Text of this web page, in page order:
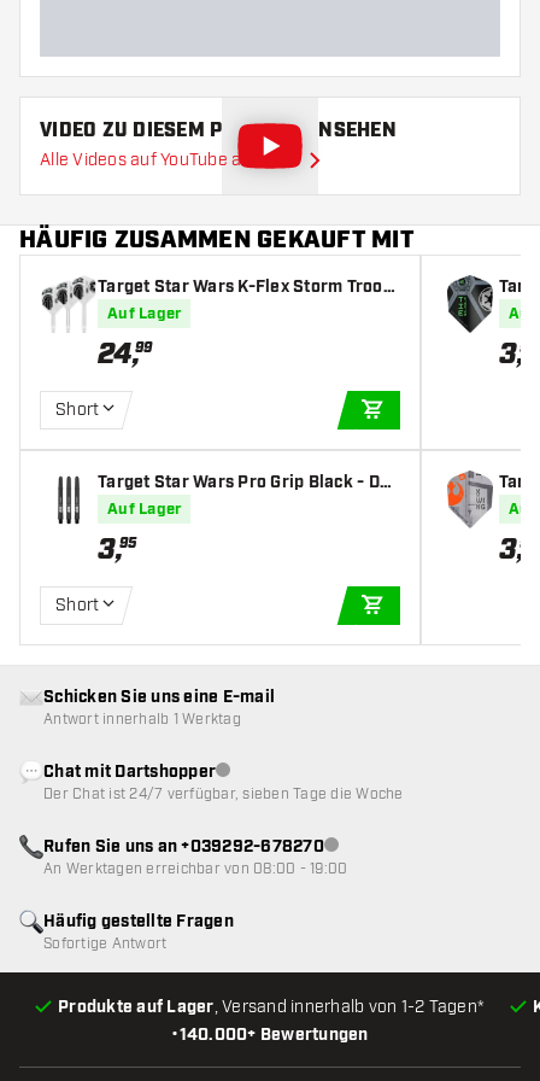
VIDEO ZU DIESEM PRODUKT ANSEHEN
Alle Videos auf YouTube ansehen
HÄUFIG ZUSAMMEN GEKAUFT MIT
Target Star Wars K-Flex Storm Troop
er NO6 - Dart Flights
Auf Lager
24,99
Short
Target Star Wars Pro Grip Black - Dar
t Shafts
Auf Lager
3,95
Short
a
Auf
3,95
O6
Auf
3,95
•140.000+ Bewertungen
Produkte auf Lager, Versand innerhalb von 1-2 Tagen*
Häufig gestellte Fragen
Sofortige Antwort
Schicken Sie uns eine E-mail
Antwort innerhalb 1 Werktag
Chat mit DartshopperKundenservice nicht verfügbar
Der Chat ist 24/7 verfügbar, sieben Tage die Woche
Rufen Sie uns an +039292-678270Kundenservice nicht
An Werktagen erreichbar von 08:00 - 19:00